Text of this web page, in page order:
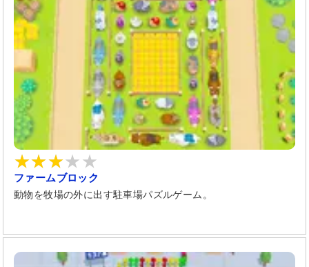
ファームブロック
動物を牧場の外に出す駐車場パズルゲーム。